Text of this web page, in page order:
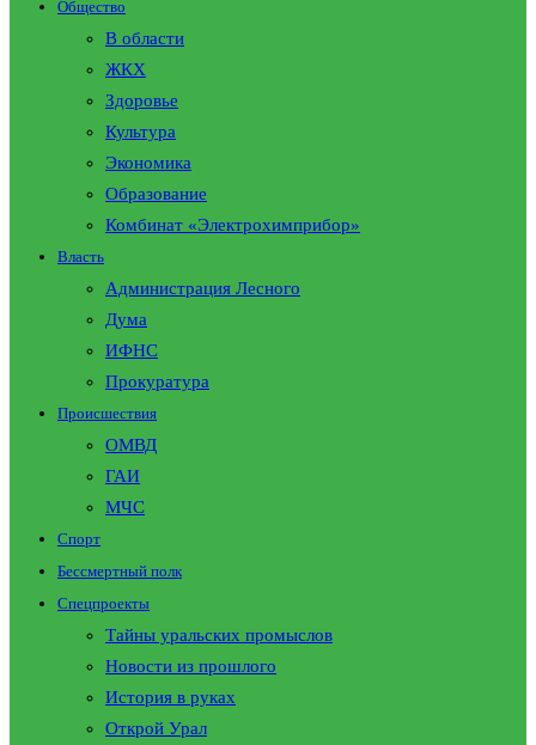
Общество
В области
ЖКХ
Здоровье
Культура
Экономика
Образование
Комбинат «Электрохимприбор»
Власть
Администрация Лесного
Дума
ИФНС
Прокуратура
Происшествия
ОМВД
ГАИ
МЧС
Спорт
Бессмертный полк
Спецпроекты
Тайны уральских промыслов
Новости из прошлого
История в руках
Открой Урал